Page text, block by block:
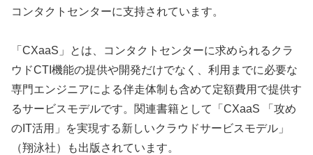
コンタクトセンターに支持されています。
「CXaaS」とは、コンタクトセンターに求められるクラ
ウドCTI機能の提供や開発だけでなく、利用までに必要な
専門エンジニアによる伴走体制も含めて定額費用で提供す
るサービスモデルです。関連書籍として「CXaaS 「攻め
のIT活用」を実現する新しいクラウドサービスモデル」
（翔泳社）も出版されています。